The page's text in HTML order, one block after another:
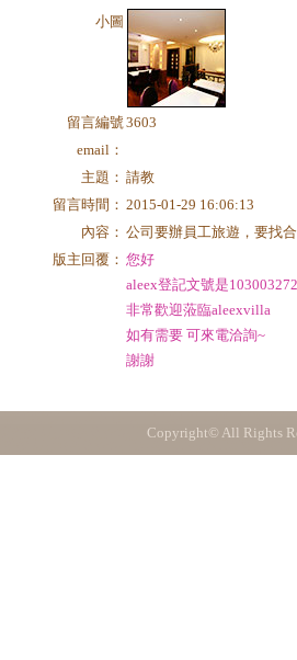
小圖
留言編號3603
email：
主題： 請教
留言時間： 2015-01-29 16:06:13
內容： 公司要辦員工旅遊，要找
版主回覆： 您好
aleex登記文號是
非常歡迎蒞臨aleexvilla
如有需要 可來電洽詢~
謝謝
Copyright© All Rights